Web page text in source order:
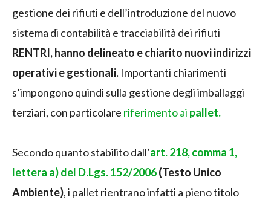
gestione dei rifiuti e dell’introduzione del nuovo
sistema di contabilità e tracciabilità dei rifiuti
RENTRI, hanno delineato e chiarito nuovi indirizzi
operativi e gestionali. Importanti chiarimenti
s’impongono quindi sulla gestione degli imballaggi
terziari, con particolare riferimento ai pallet.
Secondo quanto stabilito dall’art. 218, comma 1,
lettera a) del D.Lgs. 152/2006(Testo Unico
Ambiente), i pallet rientrano infatti a pieno titolo